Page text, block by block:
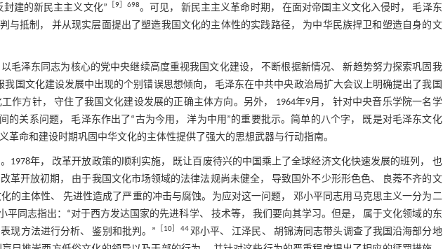
建的新民主主义文化”
9］698。可见， 新民主主义革命时期， 在面对帝国主义文化入侵时， 毛泽东
与抵制， 并从现实层面提出了塑造我国文化的主体性的实践路径， 为中华民族捍卫和塑造自身的文
毛泽东同志为核心的党中央继续高度重视我国文化建设， 不断根据新情况、 新趋势努力探索巩固我
我国文化建设发展中出现的个别错误思想倾向， 毛泽东在中共中央政治局扩大会议上明确提出了我国
作方针， 守住了我国文化建设发展的正确主体方向。另外， 1964年9月， 针对中央音乐学院一名学
的关系问题， 毛泽东作出了“古为今用， 洋为中用”的重要批示。简单的八个字， 既是对毛泽东文化
革命和建设时期巩固中华文化的主体性提供了强大的思想武器与行动指南。
1978年， 改革开放政策的顺利实施， 既让百废待兴的中国乘上了全球经济文化快速发展的班列， 也
革开放初期， 由于我国文化市场领域的法律法规尚未健全， 导致国外不少形形色色、 良莠不齐的文
的主体性、 先进性造成了严重的冲击与腐蚀。为应对这一问题， 邓小平同志用马克思主义一分为二
平同志指出：“对于西方发达国家的先进科学、 技术等， 我们要向其学习。但是， 属于文化领域的东
现方法进行分析、 鉴别和批判。”
10 ］44邓小平、 江泽民、 胡锦涛同志带头调查了我国沿海部分地